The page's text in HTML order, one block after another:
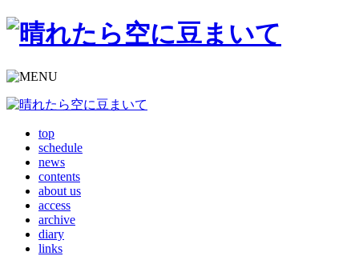
top
schedule
news
contents
about us
access
archive
diary
links